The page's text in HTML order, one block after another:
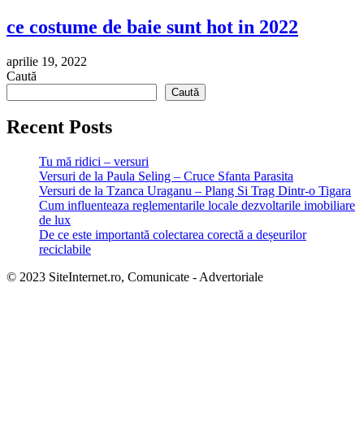
ce costume de baie sunt hot in 2022
aprilie 19, 2022
Caută
Caută
Recent Posts
Tu mă ridici – versuri
Versuri de la Paula Seling – Cruce Sfanta Parasita
Versuri de la Tzanca Uraganu – Plang Si Trag Dintr-o Tigara
Cum influenteaza reglementarile locale dezvoltarile imobiliare
de lux
De ce este importantă colectarea corectă a deșeurilor
reciclabile
© 2023 SiteInternet.ro, Comunicate - Advertoriale